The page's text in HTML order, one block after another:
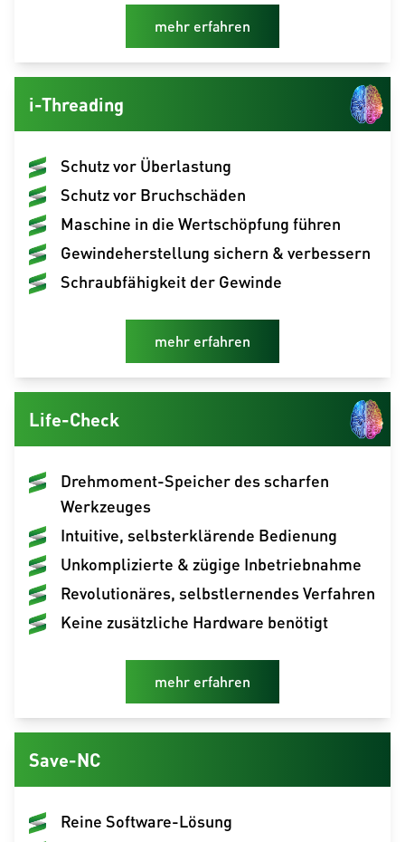
mehr erfahren
i-Threading
Schutz vor Überlastung
Schutz vor Bruchschäden
Maschine in die Wertschöpfung führen
Gewindeherstellung sichern & verbessern
Schraubfähigkeit der Gewinde
mehr erfahren
Life-Check
Drehmoment-Speicher des scharfen
Werkzeuges
Intuitive, selbsterklärende Bedienung
Unkomplizierte & zügige Inbetriebnahme
Revolutionäres, selbstlernendes Verfahren
Keine zusätzliche Hardware benötigt
mehr erfahren
Save-NC
Reine Software-Lösung